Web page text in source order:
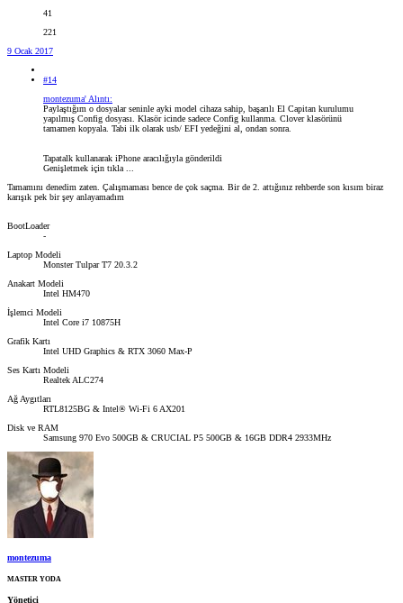
41
221
9 Ocak 2017
#14
montezuma' Alıntı:
Paylaştığım o dosyalar seninle ayki model cihaza sahip, başarılı El Capitan kurulumu
yapılmış Config dosyası. Klasör icinde sadece Config kullanma. Clover klasörünü
tamamen kopyala. Tabi ilk olarak usb/ EFI yedeğini al, ondan sonra.
Tapatalk kullanarak iPhone aracılığıyla gönderildi
Genişletmek için tıkla ...
Tamamını denedim zaten. Çalışmaması bence de çok saçma. Bir de 2. attığınız rehberde son kısım biraz
karışık pek bir şey anlayamadım
BootLoader
-
Laptop Modeli
Monster Tulpar T7 20.3.2
Anakart Modeli
Intel HM470
İşlemci Modeli
Intel Core i7 10875H
Grafik Kartı
Intel UHD Graphics & RTX 3060 Max-P
Ses Kartı Modeli
Realtek ALC274
Ağ Aygıtları
RTL8125BG & Intel® Wi-Fi 6 AX201
Disk ve RAM
Samsung 970 Evo 500GB & CRUCIAL P5 500GB & 16GB DDR4 2933MHz
montezuma
MASTER YODA
Yönetici